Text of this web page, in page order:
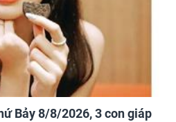
Bảy 8/8/2026, 3 con giáp